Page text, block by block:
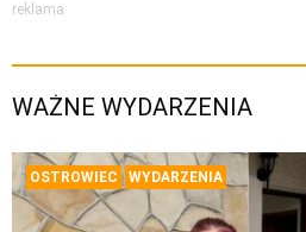
reklama
WAŻNE WYDARZENIA
OSTROWIEC WYDARZENIA